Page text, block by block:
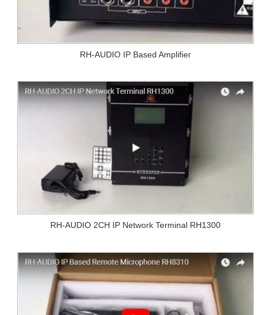
RH-AUDIO IP Based Amplifier
RH-AUDIO 2CH IP Network Terminal RH1300